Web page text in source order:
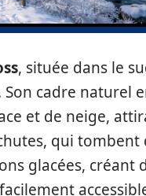
, située dans le
cadre naturel
et de neige,
qui tombent
glacées,